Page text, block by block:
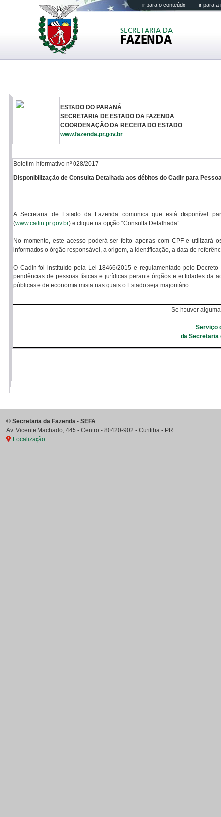
ir para o conteúdo ir para a
SECRETARIA DA
FAZENDA
ESTADO DO PARANÁ
SECRETARIA DE ESTADO DA FAZENDA
COORDENAÇÃO DA RECEITA DO ESTADO
www.fazenda.pr.gov.br
Boletim Informativo nº 028/2017
Disponibilização de Consulta Detalhada aos débitos do Cadin para
A Secretaria de Estado da Fazenda comunica que está disponível
(www.cadin.pr.gov.br) e clique na opção “Consulta Detalhada”.
No momento, este acesso poderá ser feito apenas com CPF e utilizará
informados o órgão responsável, a origem, a identificação, a data de
O Cadin foi instituído pela Lei 18466/2015 e regulamentado pelo
pendências de pessoas físicas e jurídicas perante órgãos e entidades da
públicas e de economia mista nas quais o Estado seja majoritário.
Se houver
Serviço
da Secretaria
© Secretaria da Fazenda - SEFA
Av. Vicente Machado, 445 - Centro - 80420-902 - Curitiba - PR
Localização